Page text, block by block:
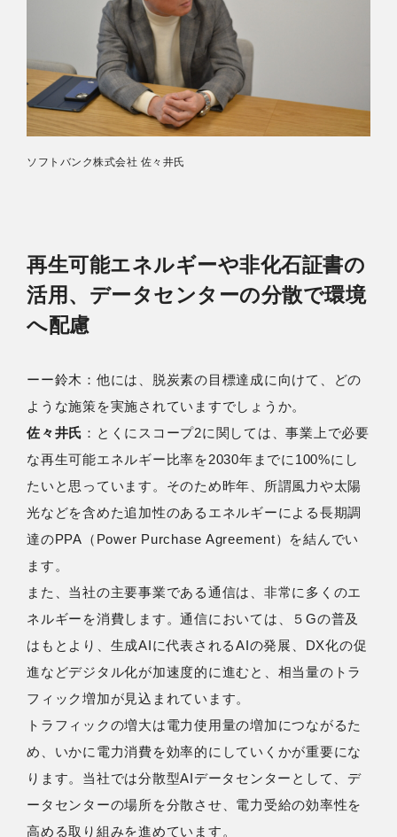
ソフトバンク株式会社 佐々井氏
再生可能エネルギーや非化石証書の
活用、データセンターの分散で環境
へ配慮
ーー鈴⽊：他には、脱炭素の目標達成に向けて、どの
ような施策を実施されていますでしょうか。
佐々井氏 ：とくにスコープ2に関しては、事業上で必要
な再生可能エネルギー比率を2030年までに100%にし
たいと思っています。そのため昨年、所謂風力や太陽
光などを含めた追加性のあるエネルギーによる長期調
達のPPA（Power Purchase Agreement）を結んでい
ます。
また、当社の主要事業である通信は、非常に多くのエ
ネルギーを消費します。通信においては、５Gの普及
はもとより、生成AIに代表されるAIの発展、DX化の促
進などデジタル化が加速度的に進むと、相当量のトラ
フィック増加が見込まれています。
トラフィックの増大は電力使用量の増加につながるた
め、いかに電力消費を効率的にしていくかが重要にな
ります。当社では分散型AIデータセンターとして、デ
ータセンターの場所を分散させ、電力受給の効率性を
高める取り組みを進めています。